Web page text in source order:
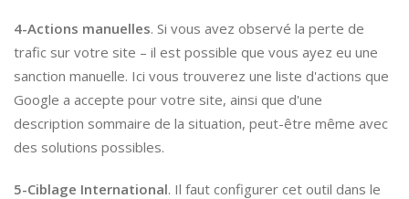
4-Actions manuelles. Si vous avez observé la perte de
trafic sur votre site – il est possible que vous ayez eu une
sanction manuelle. Ici vous trouverez une liste d'actions que
Google a accepte pour votre site, ainsi que d'une
description sommaire de la situation, peut-être même avec
des solutions possibles.
5-Ciblage International. Il faut configurer cet outil dans le